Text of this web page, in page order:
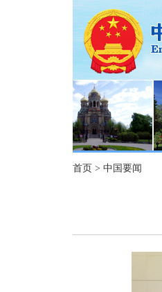
首页 > 中国要闻